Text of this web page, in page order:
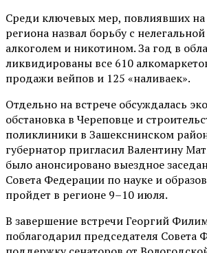
Среди ключевых мер, повлиявших на
региона назвал борьбу с
алкоголем и никотином. За год в
ликвидированы все 610
продажи вейпов и 125 «наливаек».
Отдельно на встрече обсуждалась
обстановка в Череповце и
поликлиники в Зашекснинском
губернатор пригласил Валентину
было анонсировано выездное
Совета Федерации по науке и
пройдет в регионе 9–10 июля.
В завершение встречи Георгий
поблагодарил председателя Совета